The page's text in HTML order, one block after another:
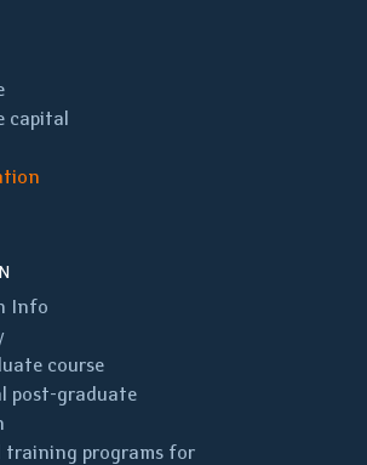
capital
Info
course
post-graduate
training programs for